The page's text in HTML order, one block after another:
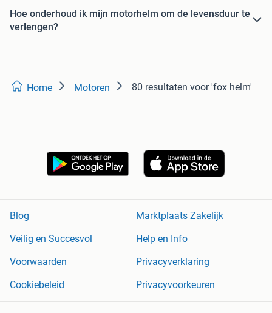
Hoe onderhoud ik mijn motorhelm om de levensduur te
verlengen?
Home Motoren 80 resultaten voor 'fox helm'
Blog
Marktplaats Zakelijk
Veilig en Succesvol
Help en Info
Voorwaarden
Privacyverklaring
Cookiebeleid
Privacyvoorkeuren